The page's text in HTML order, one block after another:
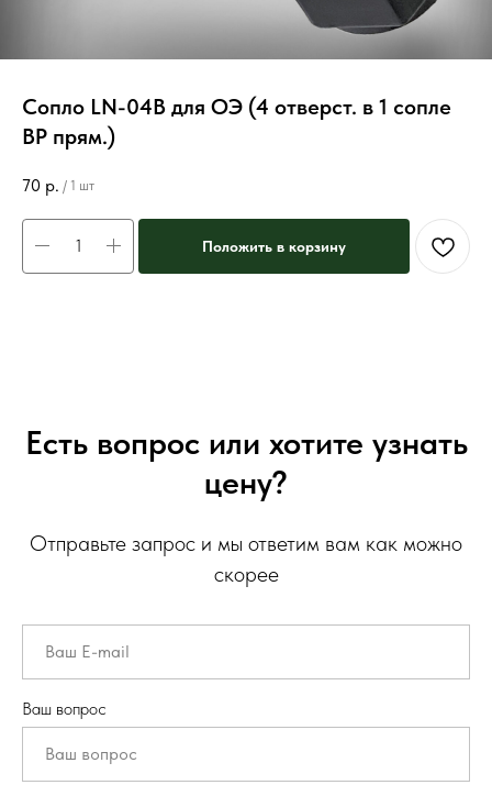
Сопло LN-04В для ОЭ (4 отверст. в 1 сопле
ВР прям.)
70 р. / 1 шт
Положить в корзину
Есть вопрос или хотите узнать
цену?
Отправьте запрос и мы ответим вам как можно
скорее
Ваш вопрос